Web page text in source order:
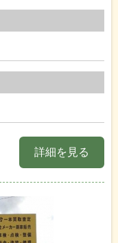
詳細を見る